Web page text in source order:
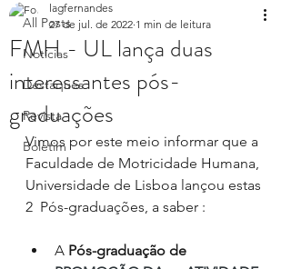
All Posts
Notícias
Destaques
Revista
Boletim
FMH - UL lança duas
interessantes pós-
graduações
lagfernandes
27 de jul. de 2022 1 min de leitura
Vimos por este meio informar que a
Faculdade de Motricidade Humana,
Universidade de Lisboa lançou estas
2  Pós-graduações, a saber :
A Pós-graduação de